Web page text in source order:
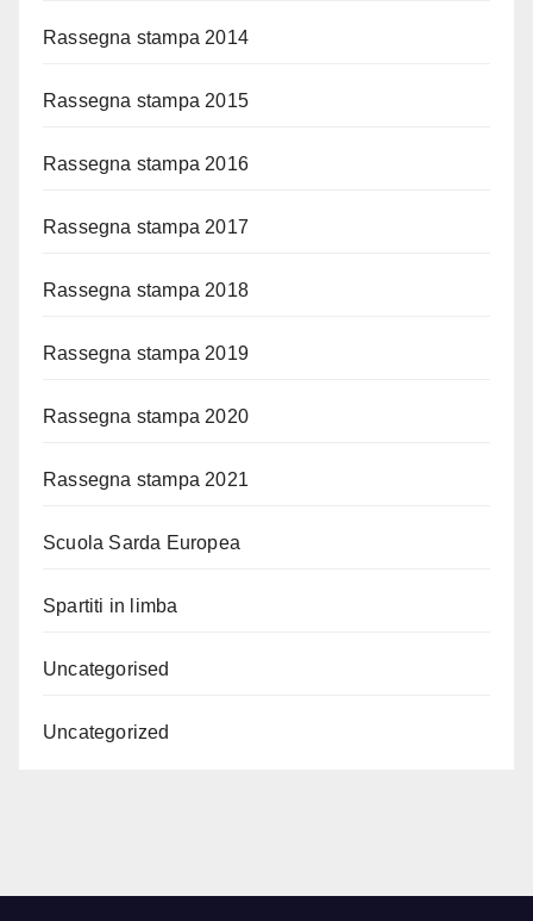
Rassegna stampa 2014
Rassegna stampa 2015
Rassegna stampa 2016
Rassegna stampa 2017
Rassegna stampa 2018
Rassegna stampa 2019
Rassegna stampa 2020
Rassegna stampa 2021
Scuola Sarda Europea
Spartiti in limba
Uncategorised
Uncategorized